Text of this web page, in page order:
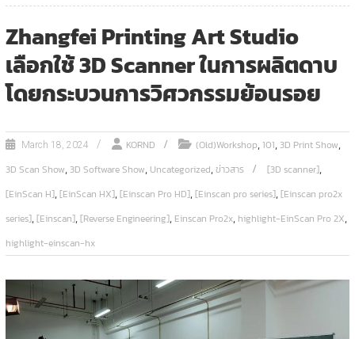
Zhangfei Printing Art Studio
เลือกใช้ 3D Scanner ในการผลิตดาบ
โดยกระบวนการวิศวกรรมย้อนรอย
March 18, 2024 KORND (Old)Workshop,101,3D Print Show,
3D Scan Show,3D Software Show, Uncategorized,ข่าวสาร [3D scanner],
[EinScan H],[EinScan HX],[Einscan Pro HD],[Einscan pro series],[Einscan pro2x
series],[Einscan],[Reverse Engineering], Einscan Pro2x, highlight-EinScan Pro 2X,
highlight-einscan-hx